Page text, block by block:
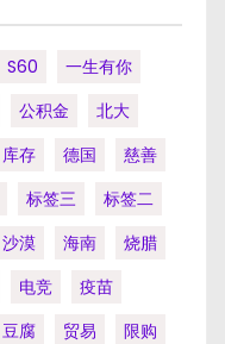
S60
一生有你
公积金
北大
库存 德国
慈善
标签三
标签二
沙漠 海南
烧腊
电竞
疫苗
豆腐 贸易 限购